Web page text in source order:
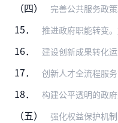
（四） 完善公共服务政
15． 推进政府职能转变。加快数字政府建设，在重点园区率先实现高
16． 建设创新成果转化运用体系。支持成立科技类国际标准组织和产
17． 创新人才全流程服务管理模式。便利引进人才签证办理，为短期来
18． 构建公平透明的政府采购营商环境。通过需求调查或前期设计咨询
（五） 强化权益保护机制